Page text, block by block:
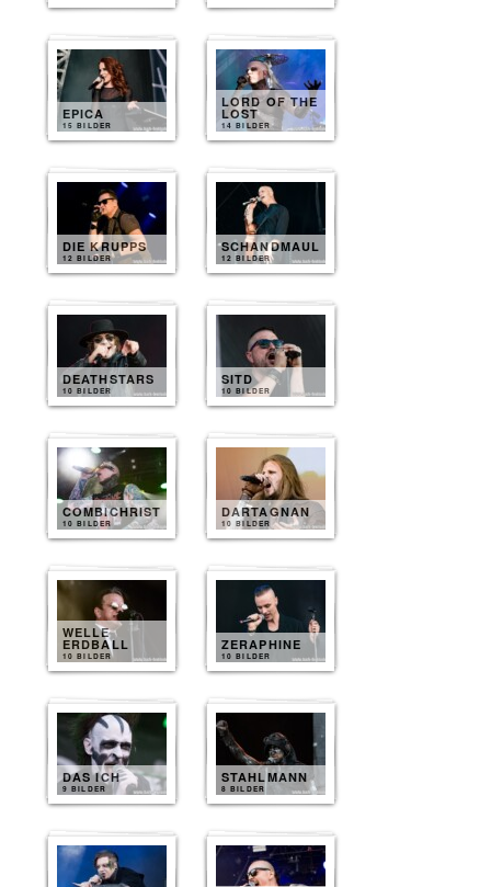
EPICA
15 BILDER
LORD OF THE
LOST
14 BILDER
DIE KRUPPS
12 BILDER
SCHANDMAUL
12 BILDER
DEATHSTARS
10 BILDER
SITD
10 BILDER
COMBICHRIST
10 BILDER
DARTAGNAN
10 BILDER
WELLE
ERDBALL
10 BILDER
ZERAPHINE
10 BILDER
DAS ICH
9 BILDER
STAHLMANN
8 BILDER